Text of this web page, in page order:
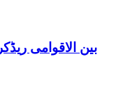
بین الاقوامی